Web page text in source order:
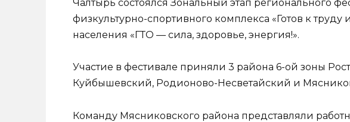
Чалтырь состоялся Зональный этап регионального
физкультурно-спортивного комплекса «Готов к
населения «ГТО — сила, здоровье, энергия!».
Участие в фестивале приняли 3 района 6-ой зоны
Куйбышевский, Родионово-Несветайский и
Команду Мясниковского района представляли